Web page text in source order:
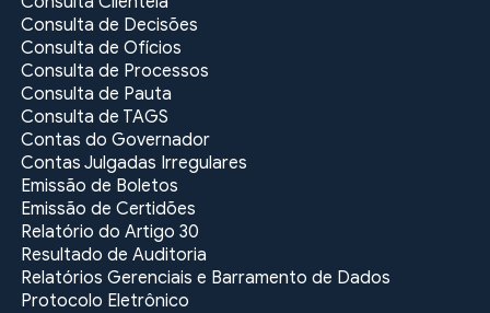
Consulta de Decisões
Consulta de Ofícios
Consulta de Processos
Consulta de Pauta
Consulta de TAGS
Contas do Governador
Contas Julgadas Irregulares
Emissão de Boletos
Emissão de Certidões
Relatório do Artigo 30
Resultado de Auditoria
Relatórios Gerenciais e Barramento de Dados
Protocolo Eletrônico